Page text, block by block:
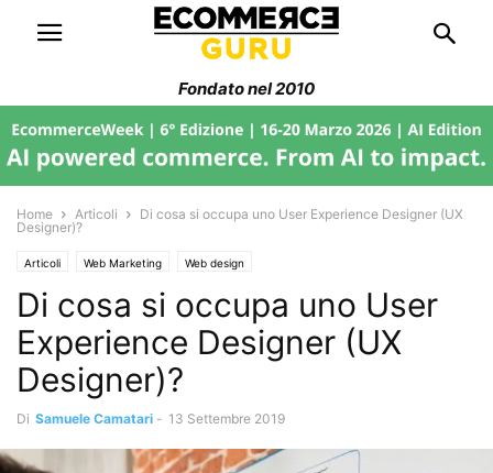
Fondato nel 2010
Home Articoli
Di cosa si occupa uno User Experience Designer (UX
Designer)?
Articoli Web Marketing Web design
Di cosa si occupa uno User
Experience Designer (UX
Designer)?
Di Samuele Camatari - 13 Settembre 2019